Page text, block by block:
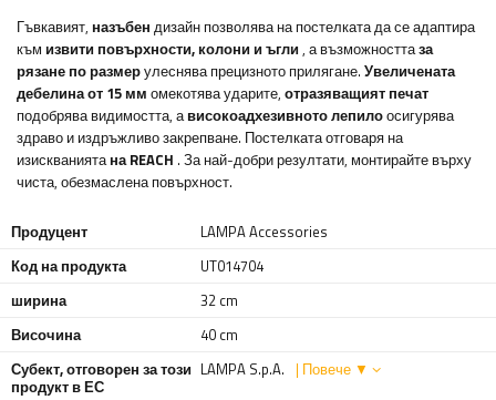
Гъвкавият, назъбен дизайн позволява на постелката да се адаптира
към извити повърхности, колони и ъгли , а възможносттаза
рязане по размерулеснява прецизното прилягане. Увеличената
дебелина от 15 мм омекотява ударите, отразяващият печат
подобрява видимостта, ависокоадхезивното лепилоосигурява
здраво и издръжливо закрепване. Постелката отговаря на
изискваниятана REACH . За най-добри резултати, монтирайте върху
чиста, обезмаслена повърхност.
Продуцент
LAMPA Accessories
Код на продукта
UT014704
ширина
32 cm
Височина
40 cm
Субект, отговорен за този
продукт в ЕС
LAMPA S.p.A. | Повече ▼